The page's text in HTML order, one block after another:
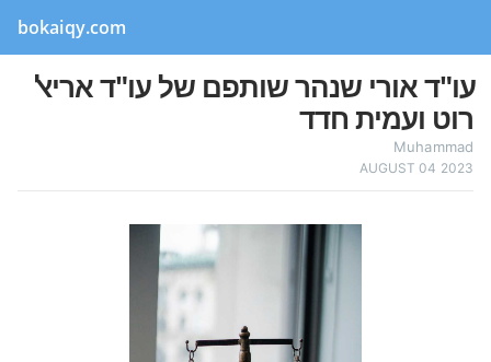
bokaiqy.com
עו"ד אורי שנהר שותפם של עו"ד אריאל
רוט ועמית חדד
Muhammad
AUGUST 04 2023